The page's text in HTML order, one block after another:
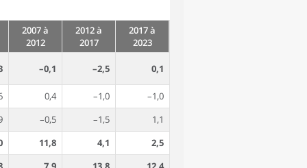
2007 à
2012
2012 à
2017
2017 à
2023
–0,1 –2,5 0,1
0,4 –1,0
–1,0
–0,5 –1,5
1,1
11,8 4,1
2,5